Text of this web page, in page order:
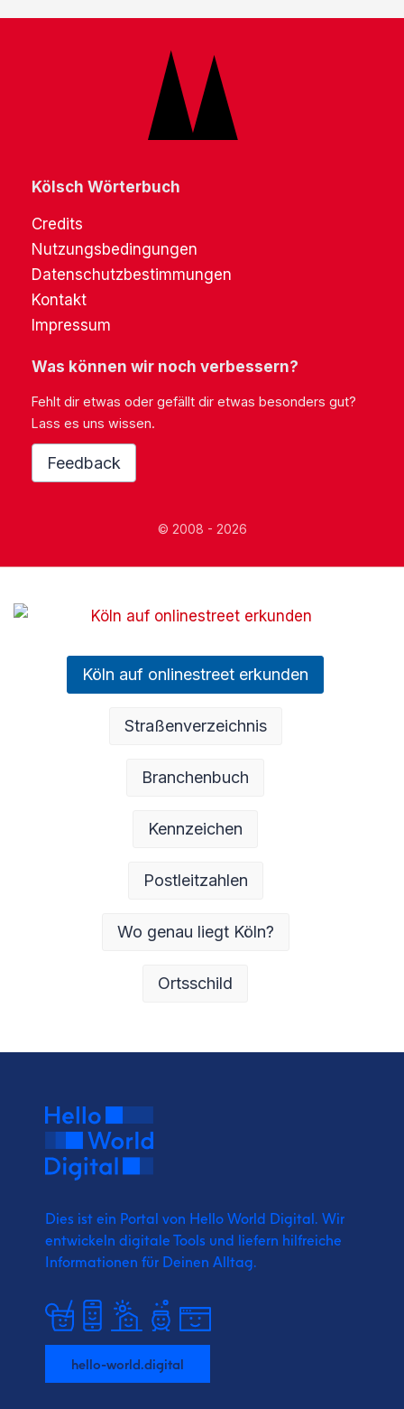
Kölsch Wörterbuch
Credits
Nutzungsbedingungen
Datenschutzbestimmungen
Kontakt
Impressum
Was können wir noch verbessern?
Fehlt dir etwas oder gefällt dir etwas besonders gut?
Lass es uns wissen.
Feedback
© 2008 - 2026
Köln auf onlinestreet erkunden
Straßenverzeichnis
Branchenbuch
Kennzeichen
Postleitzahlen
Wo genau liegt Köln?
Ortsschild
Dies ist ein Portal von Hello World Digital. Wir
entwickeln digitale Tools und liefern hilfreiche
Informationen für Deinen Alltag.
hello-world.digital